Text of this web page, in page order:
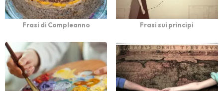
Frasi di Compleanno Frasi sui principi